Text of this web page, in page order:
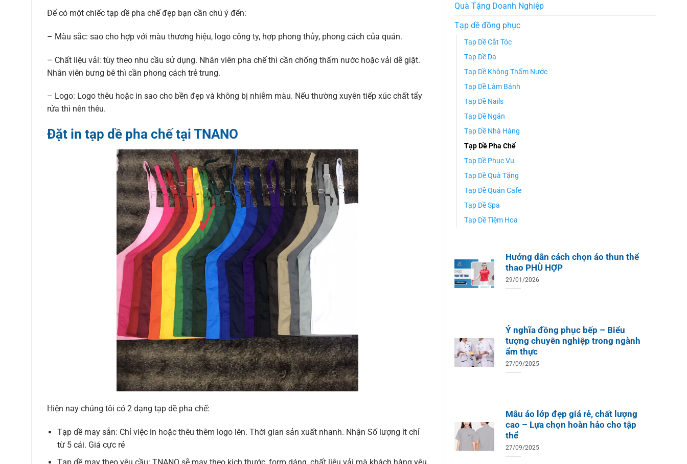
Để có một chiếc tạp dề pha chế đẹp bạn cần chú ý đến:
– Màu sắc: sao cho hợp với màu thương hiệu, logo công ty, hợp phong thủy, phong cách của quán.
– Chất liệu vải: tùy theo nhu cầu sử dụng. Nhân viên pha chế thì cần chống thấm nước hoặc vải dễ giặt.
Nhân viên bưng bê thì cần phong cách trẻ trung.
– Logo: Logo thêu hoặc in sao cho bền đẹp và không bị nhiễm màu. Nếu thường xuyên tiếp xúc chất tẩy
rửa thì nên thêu.
Đặt in tạp dề pha chế tại TNANO
Hiện nay chúng tôi có 2 dạng tạp dề pha chế:
Tạp dề may sẵn: Chỉ việc in hoặc thêu thêm logo lên. Thời gian sản xuất nhanh. Nhận Số lượng ít chỉ
từ 5 cái. Giá cực rẻ
Quà Tặng Doanh Nghiệp
Tạp dề đồng phục
Tạp Dề Cắt Tóc
Tạp Dề Da
Tạp Dề Không Thấm Nước
Tạp Dề Làm Bánh
Tạp Dề Nails
Tạp Dề Ngắn
Tạp Dề Nhà Hàng
Tạp Dề Pha Chế
Tạp Dề Phục Vụ
Tạp Dề Quà Tặng
Tạp Dề Quán Cafe
Tạp Dề Spa
Tạp Dề Tiệm Hoa
Hướng dẫn cách chọn áo thun thể
thao PHÙ HỢP
29/01/2026
Ý nghĩa đồng phục bếp – Biểu
tượng chuyên nghiệp trong ngành
ẩm thực
27/09/2025
Mẫu áo lớp đẹp giá rẻ, chất lượng
cao – Lựa chọn hoàn hảo cho tập
thể
27/09/2025